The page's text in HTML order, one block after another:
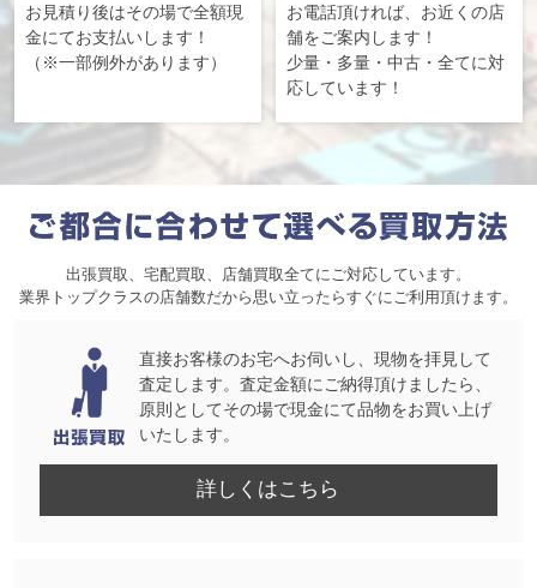
お見積り後はその場で全額現
金にてお支払いします！
（※一部例外があります）
お電話頂ければ、お近くの店
舗をご案内します！
少量・多量・中古・全てに対
応しています！
出張買取、宅配買取、店舗買取全てにご対応しています。
業界トップクラスの店舗数だから思い立ったらすぐにご利用頂けます。
直接お客様のお宅へお伺いし、現物を拝見して
査定します。査定金額にご納得頂けましたら、
原則としてその場で現金にて品物をお買い上げ
いたします。
詳しくはこちら